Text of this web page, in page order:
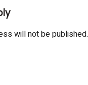
will not be published.